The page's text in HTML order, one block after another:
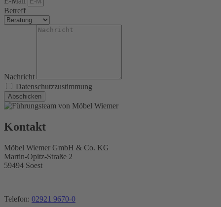
Betreff
Nachricht
Datenschutzzustimmung
Abschicken
Kontakt
Möbel Wiemer GmbH & Co. KG
Martin-Opitz-Straße 2
59494 Soest
Telefon: 02921 9670-0